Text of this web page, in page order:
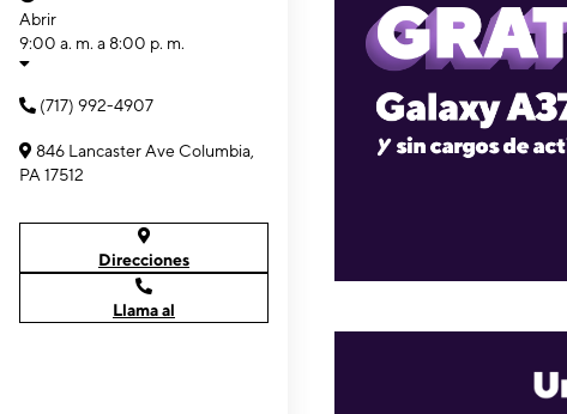
Abrir
9:00 a. m. a 8:00 p. m.
(717) 992-4907
846 Lancaster Ave Columbia,
PA 17512
Direcciones
Llama al